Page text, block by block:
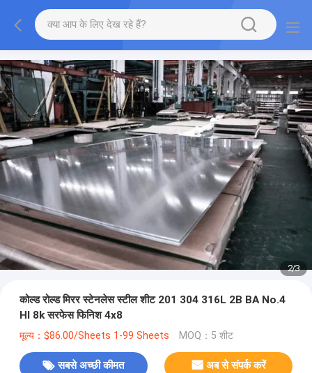
2/3
कोल्ड रोल्ड मिरर स्टेनलेस स्टील शीट 201 304 316L 2B BA No.4
Hl 8k सरफेस फिनिश 4x8
मूल्य：$86.00/Sheets 1-99 Sheets MOQ：5 शीट
सबसे अच्छी कीमत अब से संपर्क करें